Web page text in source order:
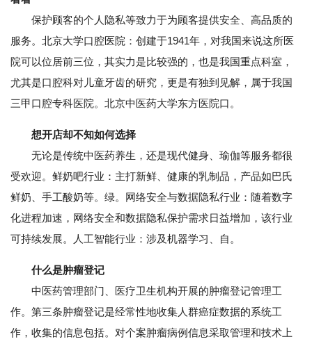
保护顾客的个人隐私等致力于为顾客提供安全、高品质的
服务。北京大学口腔医院：创建于1941年，对我国来说这所医
院可以位居前三位，其实力是比较强的，也是我国重点科室，
尤其是口腔科对儿童牙齿的研究，更是有独到见解，属于我国
三甲口腔专科医院。北京中医药大学东方医院口。
想开店却不知如何选择
无论是传统中医药养生，还是现代健身、瑜伽等服务都很
受欢迎。鲜奶吧行业：主打新鲜、健康的乳制品，产品如巴氏
鲜奶、手工酸奶等。绿。网络安全与数据隐私行业：随着数字
化进程加速，网络安全和数据隐私保护需求日益增加，该行业
可持续发展。人工智能行业：涉及机器学习、自。
什么是肿瘤登记
中医药管理部门、医疗卫生机构开展的肿瘤登记管理工
作。第三条肿瘤登记是经常性地收集人群癌症数据的系统工
作，收集的信息包括。对个案肿瘤病例信息采取管理和技术上